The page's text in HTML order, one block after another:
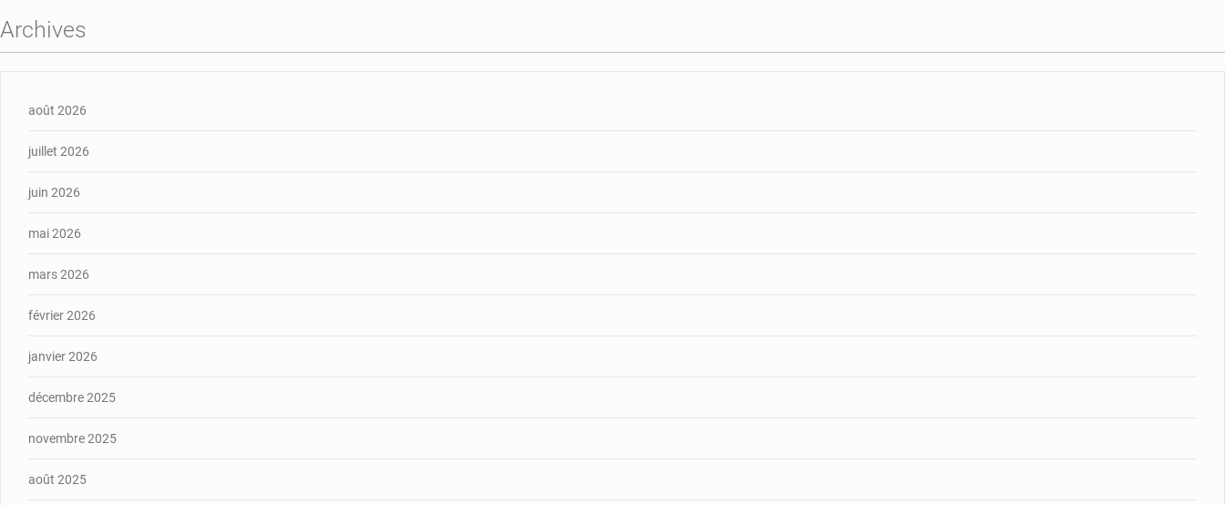
Archives
août 2026
juillet 2026
juin 2026
mai 2026
mars 2026
février 2026
janvier 2026
décembre 2025
novembre 2025
août 2025